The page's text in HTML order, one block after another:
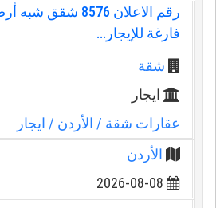
رقم الاعلان 8576 شقق
فارغة للإيجار...
شقة
ايجار
عقارات شقة / الأردن/ ايجار
الأردن
2026-08-08